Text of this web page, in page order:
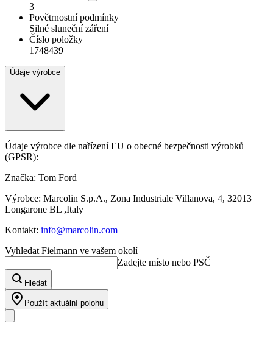
3
Povětrnostní podmínky
Silné sluneční záření
Číslo položky
1748439
Údaje výrobce
Údaje výrobce dle nařízení EU o obecné bezpečnosti výrobků
(GPSR):
Značka: Tom Ford
Výrobce: Marcolin S.p.A., Zona Industriale Villanova, 4, 32013
Longarone BL ,Italy
Kontakt: info@marcolin.com
Vyhledat Fielmann ve vašem okolí
Zadejte místo nebo PSČ
Hledat
Použít aktuální polohu